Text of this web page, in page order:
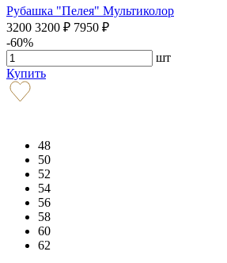
Рубашка "Пелея" Мультиколор
3200 3200 ₽ 7950 ₽
-60%
шт
Купить
48
50
52
54
56
58
60
62